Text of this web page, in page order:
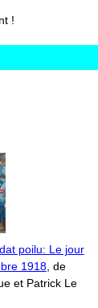
!
poilu: Le jour
1918, de
et Patrick Le